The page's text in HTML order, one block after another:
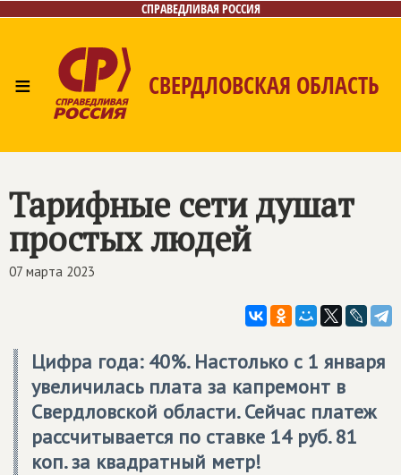
СПРАВЕДЛИВАЯ РОССИЯ
≡ СВЕРДЛОВСКАЯ ОБЛАСТЬ
Тарифные сети душат
простых людей
07 марта 2023
Цифра года: 40%. Настолько с 1 января
увеличилась плата за капремонт в
Свердловской области. Сейчас платеж
рассчитывается по ставке 14 руб. 81
коп. за квадратный метр!